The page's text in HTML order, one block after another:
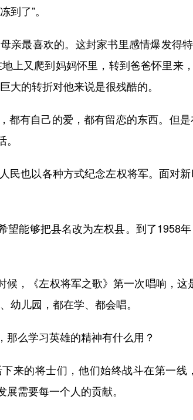
了”。
最喜欢的。这封家书里感情爆发得特
上又爬到妈妈怀里，转到爸爸怀里来
大的转折对他来说是很残酷的。
有自己的爱，都有留恋的东西。但是
民也以各种方式纪念左权将军。面对
望能够把县名改为左权县。到了1958
，《左权将军之歌》第一次唱响，这
幼儿园，都在学、都会唱。
么学习英雄的精神有什么用？
的将士们，他们始终战斗在第一线
需要每一个人的贡献。